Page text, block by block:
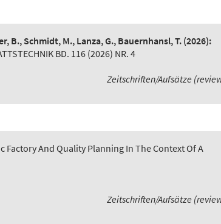
B., Schmidt, M., Lanza, G., Bauernhansl, T. (2026):
BD. 116 (2026) NR. 4
Zeitschriften/Aufsätze
Factory And Quality Planning In The Context Of A
Zeitschriften/Aufsätze